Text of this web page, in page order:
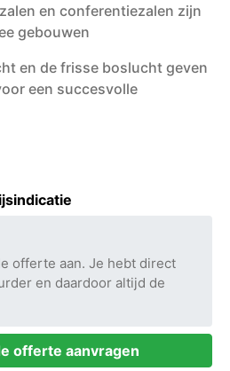
en conferentiezalen zijn
gebouwen
en de frisse boslucht geven
een succesvolle
offerte aan. Je hebt direct
en daardoor altijd de
offerte aanvragen